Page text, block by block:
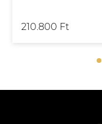
210.800 Ft